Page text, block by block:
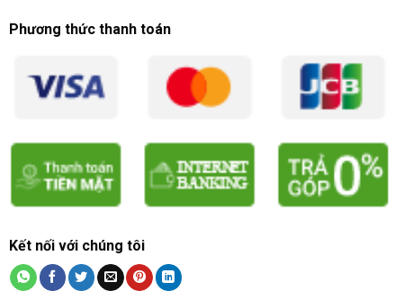
Phương thức thanh toán
Kết nối với chúng tôi